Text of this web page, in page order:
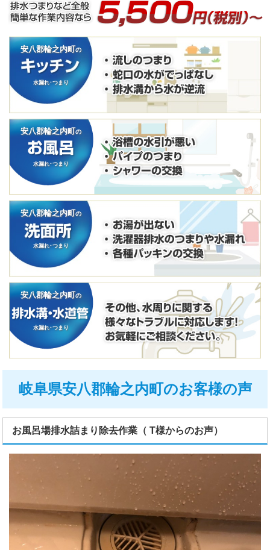
安八郡輪之内町の
水漏れ･つまり
安八郡輪之内町の
水漏れ･つまり
安八郡輪之内町の
水漏れ･つまり
安八郡輪之内町の
水漏れ･つまり
岐阜県安八郡輪之内町のお客様の声
お風呂場排水詰まり除去作業（ T様からのお声）